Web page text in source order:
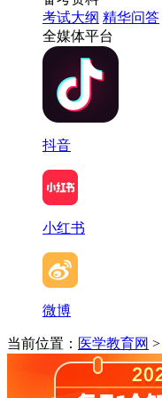
考试大纲 精华问答
全媒体平台
抖音
小红书
微博
当前位置： 医学教育网 >